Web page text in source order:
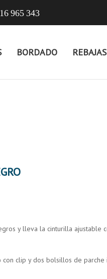
965 343
BORDADO REBAJAS
y lleva la cinturilla ajustable
clip y dos bolsillos de parche